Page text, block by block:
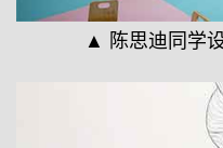
▲ 陈思迪同学